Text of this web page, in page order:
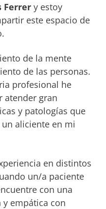
Ferrer y estoy
este espacio de
de la mente
de las personas.
profesional he
atender gran
y patologías que
aliciente en mi
en distintos
un/a paciente
con una
empática con